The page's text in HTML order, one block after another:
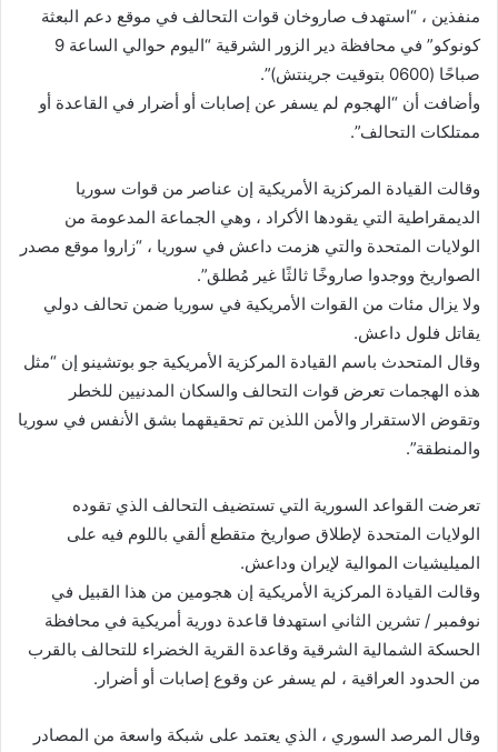
منفذين ، “استهدف صاروخان قوات التحالف في موقع دعم البعثة
كونوكو” في محافظة دير الزور الشرقية “اليوم حوالي الساعة 9
صباحًا (0600 بتوقيت جرينتش)”.
وأضافت أن “الهجوم لم يسفر عن إصابات أو أضرار في القاعدة أو
ممتلكات التحالف”.
وقالت القيادة المركزية الأمريكية إن عناصر من قوات سوريا
الديمقراطية التي يقودها الأكراد ، وهي الجماعة المدعومة من
الولايات المتحدة والتي هزمت داعش في سوريا ، “زاروا موقع مصدر
الصواريخ ووجدوا صاروخًا ثالثًا غير مُطلق”.
ولا يزال مئات من القوات الأمريكية في سوريا ضمن تحالف دولي
يقاتل فلول داعش.
وقال المتحدث باسم القيادة المركزية الأمريكية جو بوتشينو إن “مثل
هذه الهجمات تعرض قوات التحالف والسكان المدنيين للخطر
وتقوض الاستقرار والأمن اللذين تم تحقيقهما بشق الأنفس في سوريا
والمنطقة”.
تعرضت القواعد السورية التي تستضيف التحالف الذي تقوده
الولايات المتحدة لإطلاق صواريخ متقطع ألقي باللوم فيه على
الميليشيات الموالية لإيران وداعش.
وقالت القيادة المركزية الأمريكية إن هجومين من هذا القبيل في
نوفمبر / تشرين الثاني استهدفا قاعدة دورية أمريكية في محافظة
الحسكة الشمالية الشرقية وقاعدة القرية الخضراء للتحالف بالقرب
من الحدود العراقية ، لم يسفر عن وقوع إصابات أو أضرار.
وقال المرصد السوري ، الذي يعتمد على شبكة واسعة من المصادر